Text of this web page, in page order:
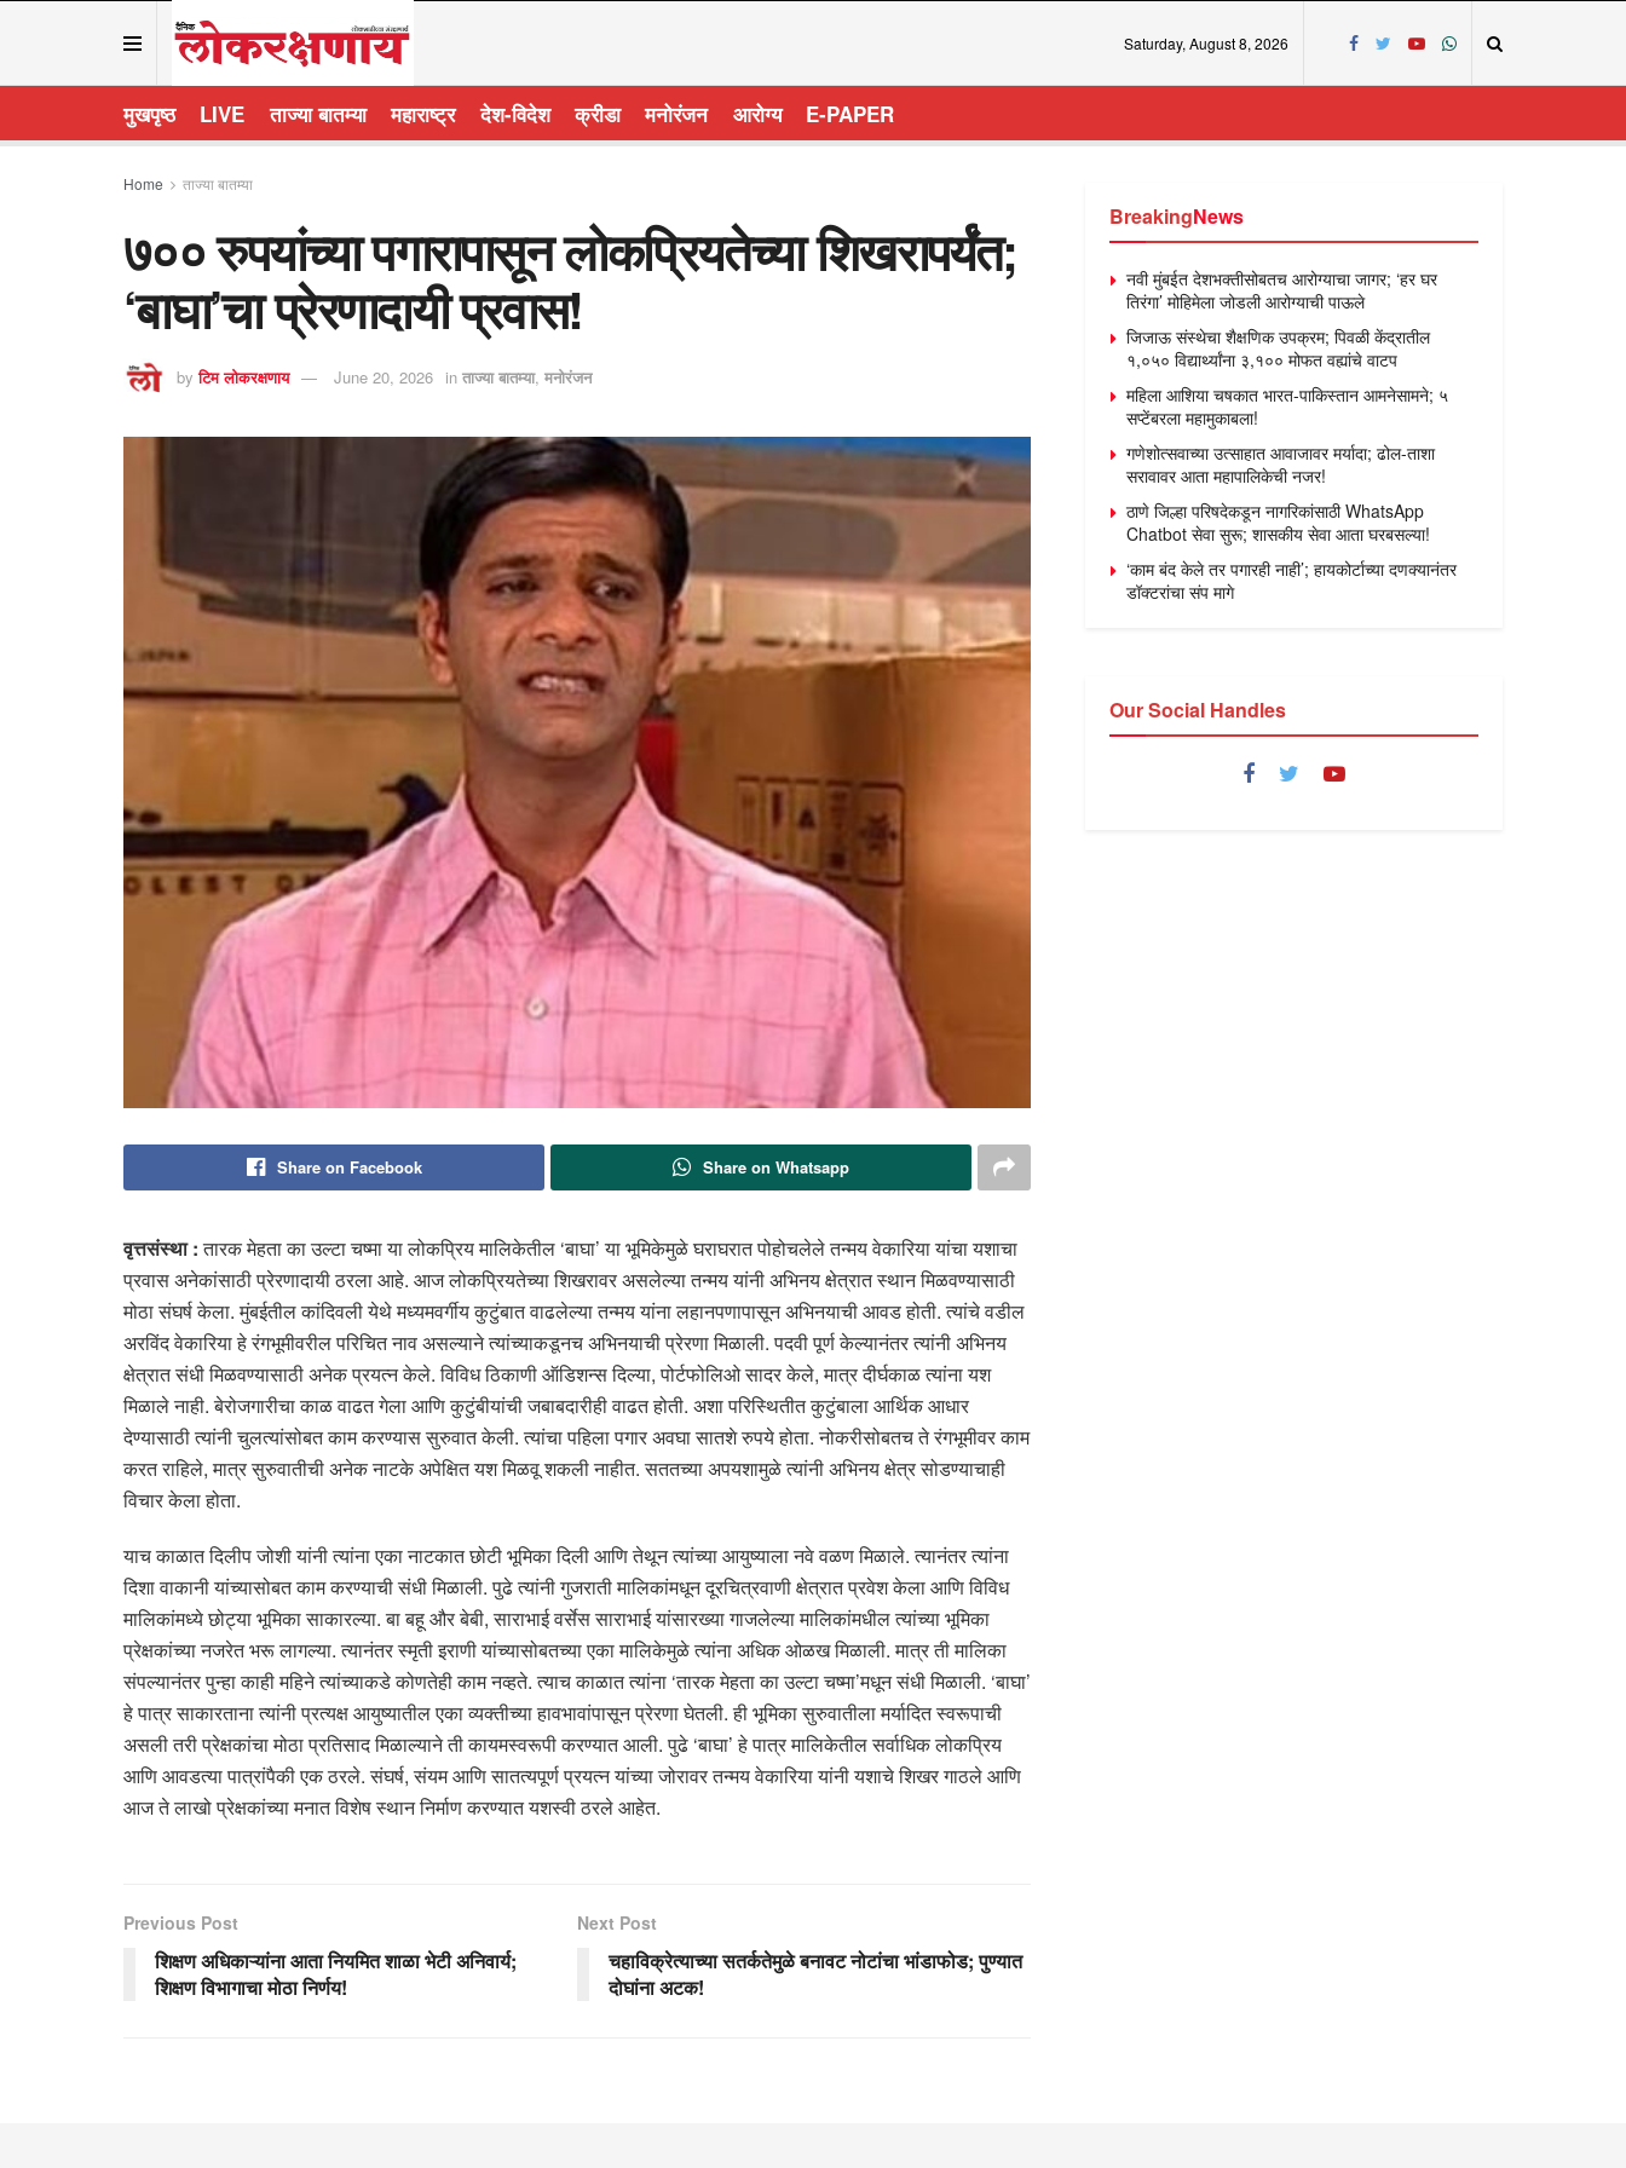
Saturday, August 8, 2026
मुखपृष्ठ LIVE ताज्या बातम्या महाराष्ट्र देश-विदेश क्रीडा मनोरंजन आरोग्य E-PAPER
Home ताज्या बातम्या
७०० रुपयांच्या पगारापासून लोकप्रियतेच्या शिखरापर्यंत;
‘बाघा’चा प्रेरणादायी प्रवास!
by टिम लोकरक्षणाय June 20, 2026 in ताज्या बातम्या, मनोरंजन
Share on Facebook Share on Whatsapp
वृत्तसंस्था :तारक मेहता का उल्टा चष्मा या लोकप्रिय मालिकेतील ‘बाघा’ या भूमिकेमुळे घराघरात पोहोचलेले तन्मय वेकारिया यांचा यशाचा
प्रवास अनेकांसाठी प्रेरणादायी ठरला आहे. आज लोकप्रियतेच्या शिखरावर असलेल्या तन्मय यांनी अभिनय क्षेत्रात स्थान मिळवण्यासाठी
मोठा संघर्ष केला. मुंबईतील कांदिवली येथे मध्यमवर्गीय कुटुंबात वाढलेल्या तन्मय यांना लहानपणापासून अभिनयाची आवड होती. त्यांचे वडील
अरविंद वेकारिया हे रंगभूमीवरील परिचित नाव असल्याने त्यांच्याकडूनच अभिनयाची प्रेरणा मिळाली. पदवी पूर्ण केल्यानंतर त्यांनी अभिनय
क्षेत्रात संधी मिळवण्यासाठी अनेक प्रयत्न केले. विविध ठिकाणी ऑडिशन्स दिल्या, पोर्टफोलिओ सादर केले, मात्र दीर्घकाळ त्यांना यश
मिळाले नाही. बेरोजगारीचा काळ वाढत गेला आणि कुटुंबीयांची जबाबदारीही वाढत होती. अशा परिस्थितीत कुटुंबाला आर्थिक आधार
देण्यासाठी त्यांनी चुलत्यांसोबत काम करण्यास सुरुवात केली. त्यांचा पहिला पगार अवघा सातशे रुपये होता. नोकरीसोबतच ते रंगभूमीवर काम
करत राहिले, मात्र सुरुवातीची अनेक नाटके अपेक्षित यश मिळवू शकली नाहीत. सततच्या अपयशामुळे त्यांनी अभिनय क्षेत्र सोडण्याचाही
विचार केला होता.
याच काळात दिलीप जोशी यांनी त्यांना एका नाटकात छोटी भूमिका दिली आणि तेथून त्यांच्या आयुष्याला नवे वळण मिळाले. त्यानंतर त्यांना
दिशा वाकानी यांच्यासोबत काम करण्याची संधी मिळाली. पुढे त्यांनी गुजराती मालिकांमधून दूरचित्रवाणी क्षेत्रात प्रवेश केला आणि विविध
मालिकांमध्ये छोट्या भूमिका साकारल्या. बा बहू और बेबी, साराभाई वर्सेस साराभाई यांसारख्या गाजलेल्या मालिकांमधील त्यांच्या भूमिका
प्रेक्षकांच्या नजरेत भरू लागल्या. त्यानंतर स्मृती इराणी यांच्यासोबतच्या एका मालिकेमुळे त्यांना अधिक ओळख मिळाली. मात्र ती मालिका
संपल्यानंतर पुन्हा काही महिने त्यांच्याकडे कोणतेही काम नव्हते. त्याच काळात त्यांना ‘तारक मेहता का उल्टा चष्मा’मधून संधी मिळाली. ‘बाघा’
हे पात्र साकारताना त्यांनी प्रत्यक्ष आयुष्यातील एका व्यक्तीच्या हावभावांपासून प्रेरणा घेतली. ही भूमिका सुरुवातीला मर्यादित स्वरूपाची
असली तरी प्रेक्षकांचा मोठा प्रतिसाद मिळाल्याने ती कायमस्वरूपी करण्यात आली. पुढे ‘बाघा’ हे पात्र मालिकेतील सर्वाधिक लोकप्रिय
आणि आवडत्या पात्रांपैकी एक ठरले. संघर्ष, संयम आणि सातत्यपूर्ण प्रयत्न यांच्या जोरावर तन्मय वेकारिया यांनी यशाचे शिखर गाठले आणि
आज ते लाखो प्रेक्षकांच्या मनात विशेष स्थान निर्माण करण्यात यशस्वी ठरले आहेत.
Previous Post
शिक्षण अधिकाऱ्यांना आता नियमित शाळा भेटी अनिवार्य;
शिक्षण विभागाचा मोठा निर्णय!
Next Post
चहाविक्रेत्याच्या सतर्कतेमुळे बनावट नोटांचा भांडाफोड; पुण्यात
दोघांना अटक!
BreakingNews
नवी मुंबईत देशभक्तीसोबतच आरोग्याचा जागर; ‘हर घर
तिरंगा’ मोहिमेला जोडली आरोग्याची पाऊले
जिजाऊ संस्थेचा शैक्षणिक उपक्रम; पिवळी केंद्रातील
१,०५० विद्यार्थ्यांना ३,१०० मोफत वह्यांचे वाटप
महिला आशिया चषकात भारत-पाकिस्तान आमनेसामने; ५
सप्टेंबरला महामुकाबला!
गणेशोत्सवाच्या उत्साहात आवाजावर मर्यादा; ढोल-ताशा
सरावावर आता महापालिकेची नजर!
ठाणे जिल्हा परिषदेकडून नागरिकांसाठी WhatsApp
Chatbot सेवा सुरू; शासकीय सेवा आता घरबसल्या!
‘काम बंद केले तर पगारही नाही’; हायकोर्टाच्या दणक्यानंतर
डॉक्टरांचा संप मागे
Our Social Handles